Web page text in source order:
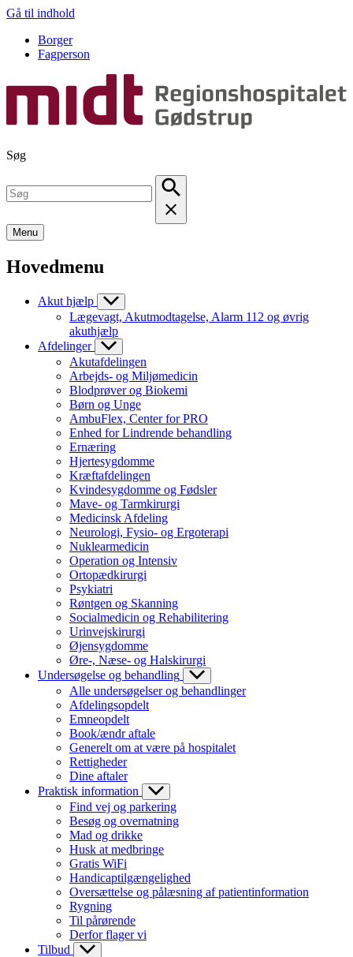
Gå til indhold
Borger
Fagperson
Søg
Menu
Hovedmenu
Akut hjælp
Lægevagt, Akutmodtagelse, Alarm 112 og øvrig
akuthjælp
Afdelinger
Akutafdelingen
Arbejds- og Miljømedicin
Blodprøver og Biokemi
Børn og Unge
AmbuFlex, Center for PRO
Enhed for Lindrende behandling
Ernæring
Hjertesygdomme
Kræftafdelingen
Kvindesygdomme og Fødsler
Mave- og Tarmkirurgi
Medicinsk Afdeling
Neurologi, Fysio- og Ergoterapi
Nuklearmedicin
Operation og Intensiv
Ortopædkirurgi
Psykiatri
Røntgen og Skanning
Socialmedicin og Rehabilitering
Urinvejskirurgi
Øjensygdomme
Øre-, Næse- og Halskirurgi
Undersøgelse og behandling
Alle undersøgelser og behandlinger
Afdelingsopdelt
Emneopdelt
Book/ændr aftale
Generelt om at være på hospitalet
Rettigheder
Dine aftaler
Praktisk information
Find vej og parkering
Besøg og overnatning
Mad og drikke
Husk at medbringe
Gratis WiFi
Handicaptilgængelighed
Oversættelse og pålæsning af patientinformation
Rygning
Til pårørende
Derfor flager vi
Tilbud